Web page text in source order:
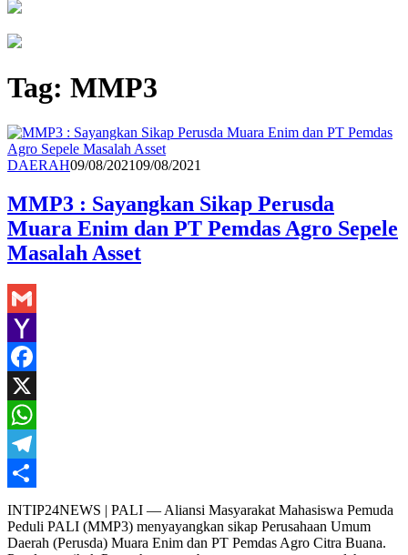
Tag: MMP3
DAERAHHasan
09/08/202109/08/2021
MMP3 : Sayangkan Sikap Perusda
Muara Enim dan PT Pemdas Agro Sepele
Masalah Asset
Gmail
Yahoo
Mail
Facebook
X
WhatsApp
Telegram
Share
INTIP24NEWS | PALI — Aliansi Masyarakat Mahasiswa Pemuda
Peduli PALI (MMP3) menyayangkan sikap Perusahaan Umum
Daerah (Perusda) Muara Enim dan PT Pemdas Agro Citra Buana.